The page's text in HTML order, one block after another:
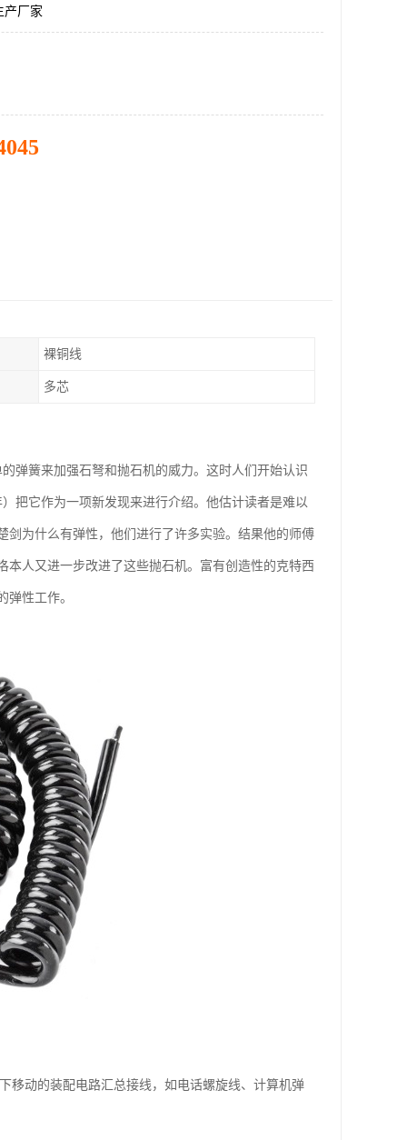
产厂家
裸铜线
多芯
弹簧来加强石弩和抛石机的威力。这时人们开始认识
把它作为一项新发现来进行介绍。他估计读者是难以
为什么有弹性，他们进行了许多实验。结果他的师傅
人又进一步改进了这些抛石机。富有创造性的克特西
性工作。
移动的装配电路汇总接线，如电话螺旋线、计算机弹